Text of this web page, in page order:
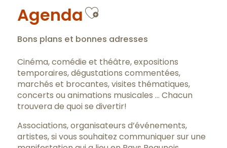
AgendaAjouter aux
Bons plans et bonnes adresses
Cinéma, comédie et théâtre, expositions
temporaires, dégustations commentées,
marchés et brocantes, visites thématiques,
concerts ou animations musicales … Chacun
trouvera de quoi se divertir!
Associations, organisateurs d’événements,
artistes, si vous souhaitez communiquer sur une